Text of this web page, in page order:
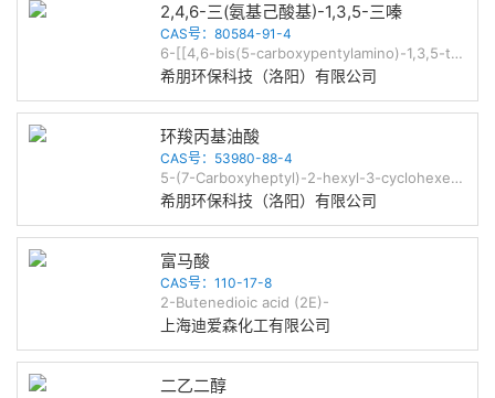
2,4,6-三(氨基己酸基)-1,3,5-三嗪
CAS号：80584-91-4
6-[[4,6-bis(5-carboxypentylamino)-1,3,5-triazin-2-yl]amino]hexanoic acid
希朋环保科技（洛阳）有限公司
环羧丙基油酸
CAS号：53980-88-4
5-(7-Carboxyheptyl)-2-hexyl-3-cyclohexene-1-carboxylic acid
希朋环保科技（洛阳）有限公司
富马酸
CAS号：110-17-8
2-Butenedioic acid (2E)-
上海迪爱森化工有限公司
二乙二醇